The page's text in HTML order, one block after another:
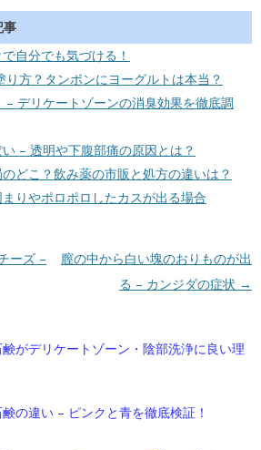
事
自分でも気づける！
方？タンポンにヨーグルトは本当？
– デリケートゾーンの消臭効果を徹底調
– 透明や下腹部痛の原因とは？
どこ？飲み薬の市販と処方の違いは？
りやポロポロしたカスが出る場合
ーズ –
膣の中から白い塊のおりものが出
る – カンジダの症状 →
がデリケートゾーン・陰部洗浄に良い理
の違い – ピンクと青を徹底検証！